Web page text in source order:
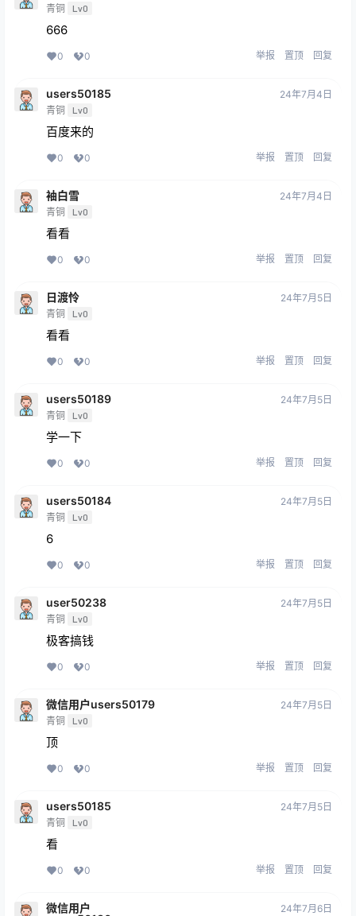
青铜 Lv0
666
0 0 举报 置顶 回复
users50185
青铜 Lv0
24年7月4日
百度来的
0 0 举报 置顶 回复
袖白雪
青铜 Lv0
24年7月4日
看看
0 0 举报 置顶 回复
日渡怜
青铜 Lv0
24年7月5日
看看
0 0 举报 置顶 回复
users50189
青铜 Lv0
24年7月5日
学一下
0 0 举报 置顶 回复
users50184
青铜 Lv0
24年7月5日
6
0 0 举报 置顶 回复
user50238
青铜 Lv0
24年7月5日
极客搞钱
0 0 举报 置顶 回复
微信用户users50179
青铜 Lv0
24年7月5日
顶
0 0 举报 置顶 回复
users50185
青铜 Lv0
24年7月5日
看
0 0 举报 置顶 回复
微信用户
24年7月6日